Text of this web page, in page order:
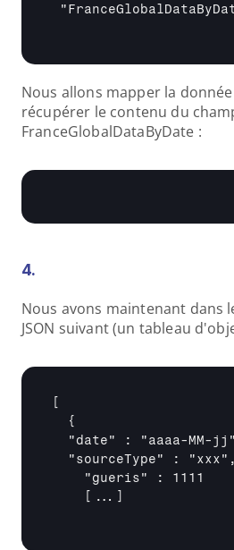
Nous allons mapper la
récupérer le contenu du
FranceGlobalDataByDate :
4.
Nous avons maintenant dans
JSON suivant (un tableau
[
  {
"date" : "aaaa-MM-
  "sourceType" : "xxx",
    "gueris" : 1111
[...]